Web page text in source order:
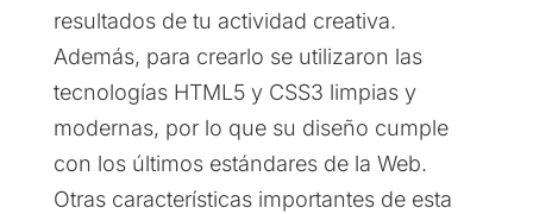
resultados de tu actividad creativa.
Además, para crearlo se utilizaron las
tecnologías HTML5 y CSS3 limpias y
modernas, por lo que su diseño cumple
con los últimos estándares de la Web.
Otras características importantes de esta